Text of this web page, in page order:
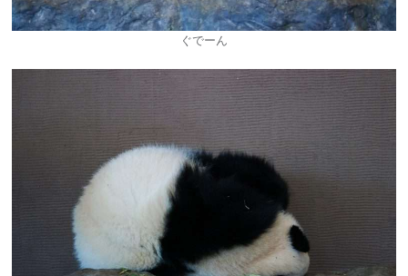
ぐでーん